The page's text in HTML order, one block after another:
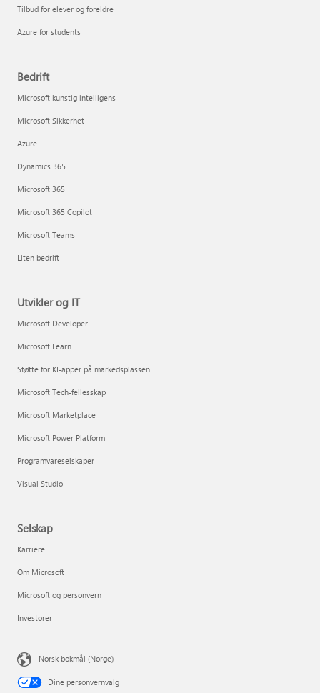
Tilbud for elever og foreldre
Azure for students
Bedrift
Microsoft kunstig intelligens
Microsoft Sikkerhet
Azure
Dynamics 365
Microsoft 365
Microsoft 365 Copilot
Microsoft Teams
Liten bedrift
Utvikler og IT
Microsoft Developer
Microsoft Learn
Støtte for KI-apper på markedsplassen
Microsoft Tech-fellesskap
Microsoft Marketplace
Microsoft Power Platform
Programvareselskaper
Visual Studio
Selskap
Karriere
Om Microsoft
Microsoft og personvern
Investorer
Norsk bokmål (Norge)
Dine personvernvalg